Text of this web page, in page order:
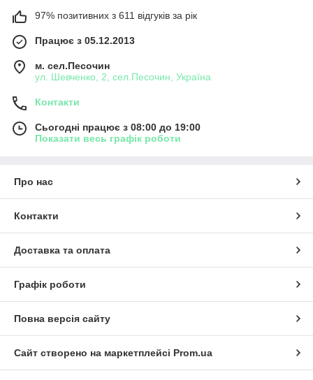
97% позитивних з 611 відгуків за рік
Працює з 05.12.2013
м. сел.Песочин
ул. Шевченко, 2, сел.Песочин, Україна
Контакти
Сьогодні працює з 08:00 до 19:00
Показати весь графік роботи
Про нас
Контакти
Доставка та оплата
Графік роботи
Повна версія сайту
Сайт створено на маркетплейсі Prom.ua